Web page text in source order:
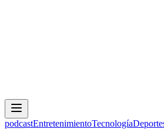
podcastEntretenimientoTecnología